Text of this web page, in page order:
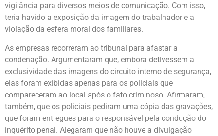
vigilância para diversos meios de comunicação. Com isso,
teria havido a exposição da imagem do trabalhador e a
violação da esfera moral dos familiares.
As empresas recorreram ao tribunal para afastar a
condenação. Argumentaram que, embora detivessem a
exclusividade das imagens do circuito interno de segurança,
elas foram exibidas apenas para os policiais que
compareceram ao local após o fato criminoso. Afirmaram,
também, que os policiais pediram uma cópia das gravações,
que foram entregues para o responsável pela condução do
inquérito penal. Alegaram que não houve a divulgação